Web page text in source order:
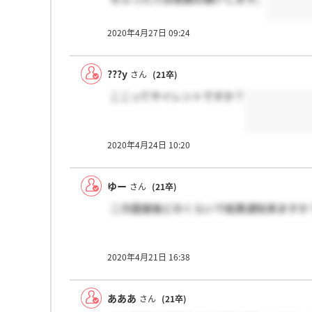
2020年4月27日 09:24
???y さん (21卒)
ここってサイレントですか？
2020年4月24日 10:20
ゆー さん (21卒)
二次面接後どのくらいで結果通知来ますか
2020年4月21日 16:38
あああ さん (21卒)